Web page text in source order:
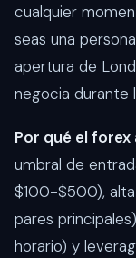
cualquier
seas una
apertura de
negocia durante
Por qué el
umbral de
$100-$500), alta
pares
horario) y